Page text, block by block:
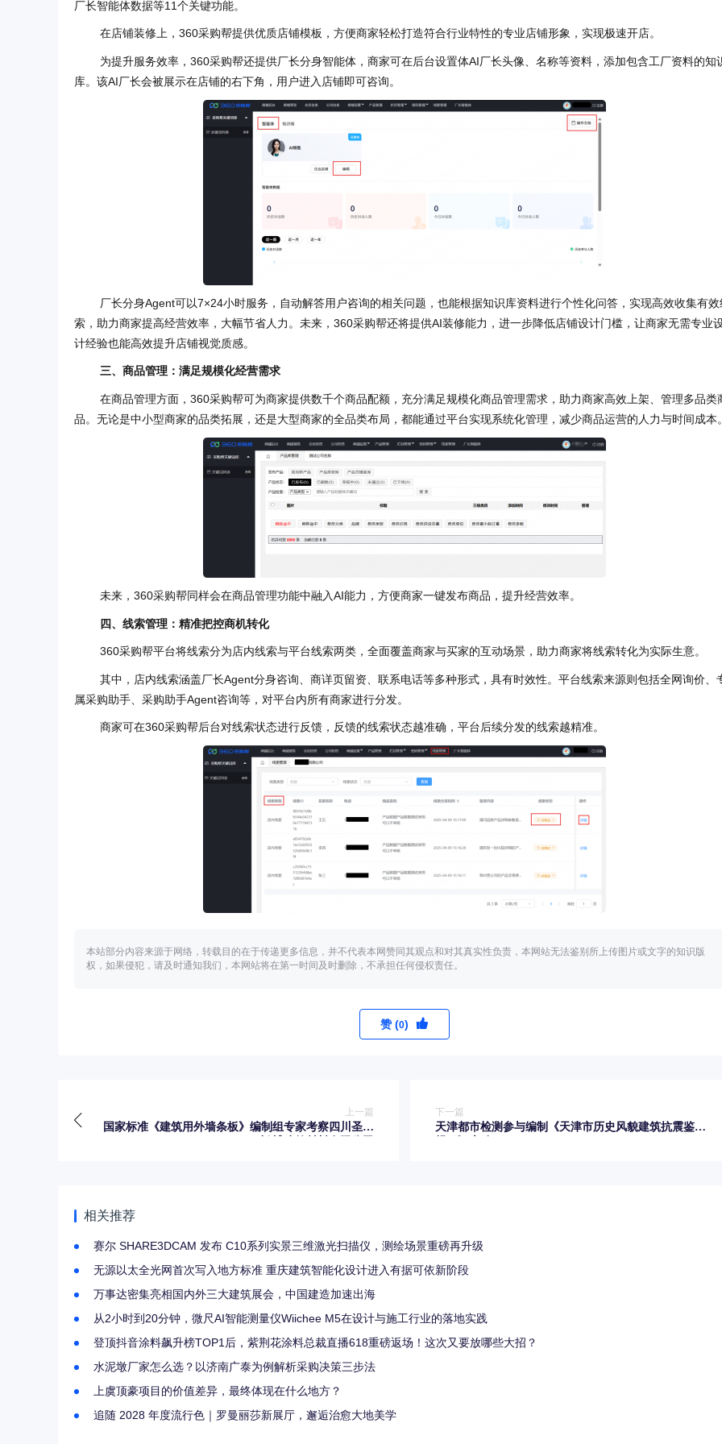
厂长智能体数据等11个关键功能。
在店铺装修上，360采购帮提供优质店铺模板，方便商家轻松打造符合行业特性的专业店铺形象，实现极速开店。
为提升服务效率，360采购帮还提供厂长分身智能体，商家可在后台设置体AI厂长头像、名称等资料，添加包含工厂资料的知
库。该AI厂长会被展示在店铺的右下角，用户进入店铺即可咨询。
厂长分身Agent可以7×24小时服务，自动解答用户咨询的相关问题，也能根据知识库资料进行个性化问答，实现高效收集有效
索，助力商家提高经营效率，大幅节省人力。未来，360采购帮还将提供AI装修能力，进一步降低店铺设计门槛，让商家无需专业
计经验也能高效提升店铺视觉质感。
三、商品管理：满足规模化经营需求
在商品管理方面，360采购帮可为商家提供数千个商品配额，充分满足规模化商品管理需求，助力商家高效上架、管理多品类
品。无论是中小型商家的品类拓展，还是大型商家的全品类布局，都能通过平台实现系统化管理，减少商品运营的人力与时间成本。
未来，360采购帮同样会在商品管理功能中融入AI能力，方便商家一键发布商品，提升经营效率。
四、线索管理：精准把控商机转化
360采购帮平台将线索分为店内线索与平台线索两类，全面覆盖商家与买家的互动场景，助力商家将线索转化为实际生意。
其中，店内线索涵盖厂长Agent分身咨询、商详页留资、联系电话等多种形式，具有时效性。平台线索来源则包括全网询价、
属采购助手、采购助手Agent咨询等，对平台内所有商家进行分发。
商家可在360采购帮后台对线索状态进行反馈，反馈的线索状态越准确，平台后续分发的线索越精准。
本站部分内容来源于网络，转载目的在于传递更多信息，并不代表本网赞同其观点和对其真实性负责，本网站无法鉴别所上传图片或文字的知识版
权，如果侵犯，请及时通知我们，本网站将在第一时间及时删除，不承担任何侵权责任。
赞 (0)
上一篇
国家标准《建筑用外墙条板》编制组专家考察四川圣吉
下一篇
天津都市检测参与编制《天津市历史风貌建筑抗震鉴定
相关推荐
赛尔 SHARE3DCAM 发布 C10系列实景三维激光扫描仪，测绘场景重磅再升级
无源以太全光网首次写入地方标准 重庆建筑智能化设计进入有据可依新阶段
万事达密集亮相国内外三大建筑展会，中国建造加速出海
从2小时到20分钟，微尺AI智能测量仪Wiichee M5在设计与施工行业的落地实践
登顶抖音涂料飙升榜TOP1后，紫荆花涂料总裁直播618重磅返场！这次又要放哪些大招？
水泥墩厂家怎么选？以济南广泰为例解析采购决策三步法
上虞顶豪项目的价值差异，最终体现在什么地方？
追随 2028 年度流行色｜罗曼丽莎新展厅，邂逅治愈大地美学